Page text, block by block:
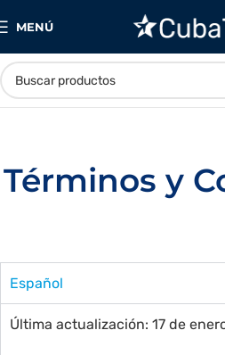
MENÚ
Términos y
Español
Última actualización: 17 de